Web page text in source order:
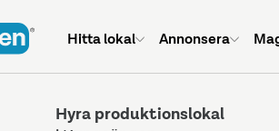
Hitta lokal Annonsera
Hyra produktionslokal